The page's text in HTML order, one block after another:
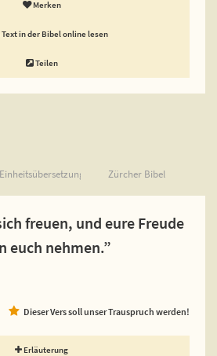
Merken
Text in der Bibel online lesen
Teilen
Einheitsübersetzung Zürcher Bibel
freuen, und eure Freude
euch nehmen.”
Dieser Vers soll unser Trauspruch werden!
Erläuterung